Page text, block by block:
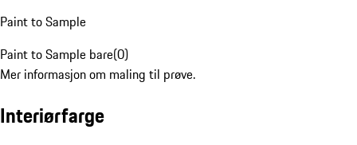
Paint to Sample
Paint to Sample bare(0)
Mer informasjon om maling til prøve.
Interiørfarge